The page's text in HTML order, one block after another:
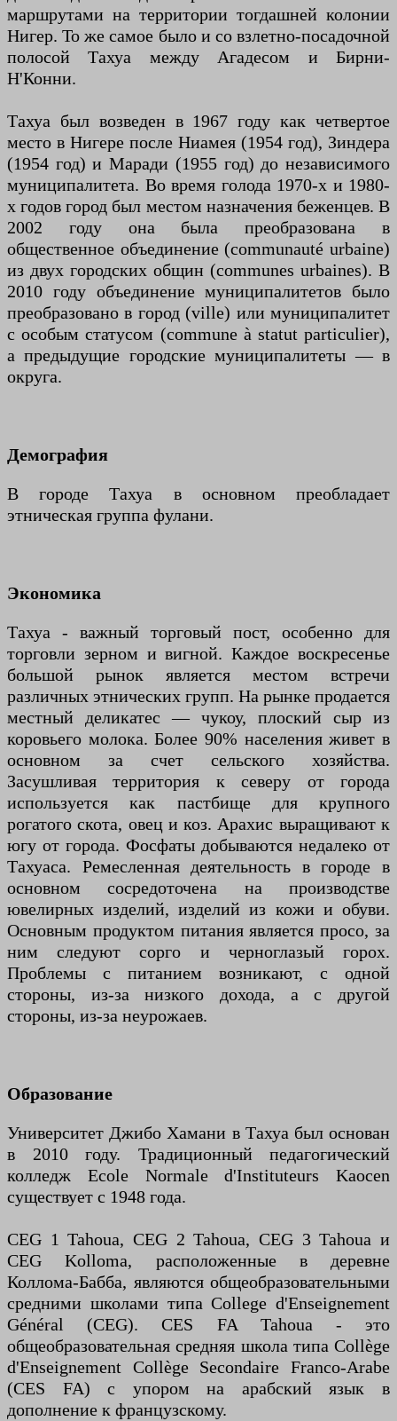
маршрутами на территории тогдашней колонии
Нигер. То же самое было и со взлетно-посадочной
полосой Тахуа между Агадесом и Бирни-
Н'Конни.
Тахуа был возведен в 1967 году как четвертое
место в Нигере после Ниамея (1954 год), Зиндера
(1954 год) и Маради (1955 год) до независимого
муниципалитета. Во время голода 1970-х и 1980-
х годов город был местом назначения беженцев. В
2002 году она была преобразована в
общественное объединение (communauté urbaine)
из двух городских общин (communes urbaines). В
2010 году объединение муниципалитетов было
преобразовано в город (ville) или муниципалитет
с особым статусом (commune à statut particulier),
а предыдущие городские муниципалитеты — в
округа.
Демография
В городе Тахуа в основном преобладает
этническая группа фулани.
Экономика
Тахуа - важный торговый пост, особенно для
торговли зерном и вигной. Каждое воскресенье
большой рынок является местом встречи
различных этнических групп. На рынке продается
местный деликатес — чукоу, плоский сыр из
коровьего молока. Более 90% населения живет в
основном за счет сельского хозяйства.
Засушливая территория к северу от города
используется как пастбище для крупного
рогатого скота, овец и коз. Арахис выращивают к
югу от города. Фосфаты добываются недалеко от
Тахуаса. Ремесленная деятельность в городе в
основном сосредоточена на производстве
ювелирных изделий, изделий из кожи и обуви.
Основным продуктом питания является просо, за
ним следуют сорго и черноглазый горох.
Проблемы с питанием возникают, с одной
стороны, из-за низкого дохода, а с другой
стороны, из-за неурожаев.
Образование
Университет Джибо Хамани в Тахуа был основан
в 2010 году. Традиционный педагогический
колледж Ecole Normale d'Instituteurs Kaocen
существует с 1948 года.
CEG 1 Tahoua, CEG 2 Tahoua, CEG 3 Tahoua и
CEG Kolloma, расположенные в деревне
Коллома-Бабба, являются общеобразовательными
средними школами типа College d'Enseignement
Général (CEG). CES FA Tahoua - это
общеобразовательная средняя школа типа Collège
d'Enseignement Collège Secondaire Franco-Arabe
(CES FA) с упором на арабский язык в
дополнение к французскому.